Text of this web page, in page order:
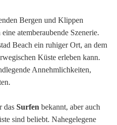
Bergen und Klippen
atemberaubende Szenerie.
Beach ein ruhiger Ort, an dem
Küste erleben kann.
Annehmlichkeiten,
das Surfen bekannt, aber auch
sind beliebt. Nahegelegene